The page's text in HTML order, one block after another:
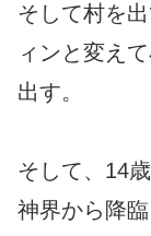
そして村を
ィンと変え
出す。
そして、14
神界から降